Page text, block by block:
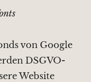
von Google
DSGVO-
Website